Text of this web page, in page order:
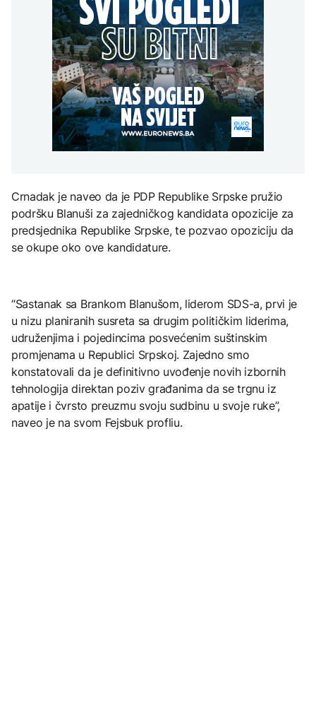
Grada sankcionisan
zbog isticanja zastave sa
ljiljanima
CRNA HRONIKA
Muškarac iz Novog
Grada sankcionisan
zbog isticanja zastave sa
ljiljanima
AKTUELNO
Spajić odbacio
mogućnost EU za
gradnju migrantskih
centara u Crnoj Gori
Trump: Iran će biti 'vrlo
teško pogođen' ako ne
otvori Hormuški moreuz
'veoma brzo'
AKTUELNO
Stotine ljudi na granici
Maroka i Seute tragaju za
nestalim članovima
porodica
na Mjesec
TEHNOLOGIJA
Britanska kraljevska
kovnica iz elektronskog
otpada izdvaja zlato
Ruska vakcina protiv
melanoma: Prvi pacijent
uskoro završava terapiju
Crnadak je naveo da je PDP Republike Srpske pružio
podršku Blanuši za zajedničkog kandidata opozicije za
predsjednika Republike Srpske, te pozvao opoziciju da
se okupe oko ove kandidature.
“Sastanak sa Brankom Blanušom, liderom SDS-a, prvi je
u nizu planiranih susreta sa drugim političkim liderima,
udruženjima i pojedincima posvećenim suštinskim
promjenama u Republici Srpskoj. Zajedno smo
konstatovali da je definitivno uvođenje novih izbornih
tehnologija direktan poziv građanima da se trgnu iz
apatije i čvrsto preuzmu svoju sudbinu u svoje ruke”,
naveo je na svom Fejsbuk profliu.